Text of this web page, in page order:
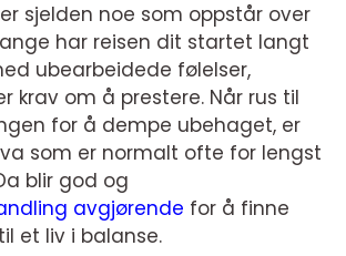
sjelden noe som oppstår over
har reisen dit startet langt
ubearbeidede følelser,
krav om å prestere. Når rus til
for å dempe ubehaget, er
som er normalt ofte for lengst
blir god og
avgjørende for å finne
et liv i balanse.